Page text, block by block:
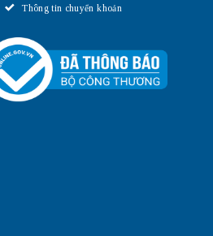
Thông tin chuyển khoản